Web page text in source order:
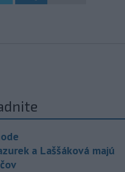
a Laššáková majú